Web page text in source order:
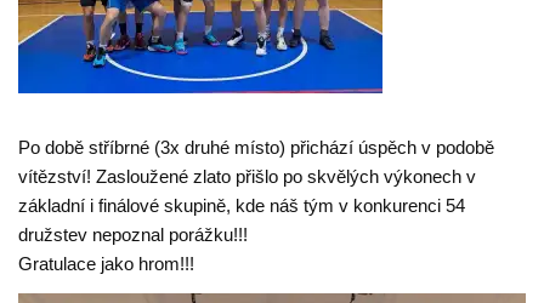
Po době stříbrné (3x druhé místo) přichází úspěch v podobě
vítězství! Zasloužené zlato přišlo po skvělých výkonech v
základní i finálové skupině, kde náš tým v konkurenci 54
družstev nepoznal porážku!!!
Gratulace jako hrom!!!